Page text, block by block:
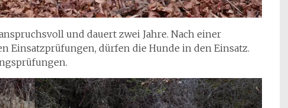
und dauert zwei Jahre. Nach einer
Einsatzprüfungen, dürfen die Hunde in den Einsatz.